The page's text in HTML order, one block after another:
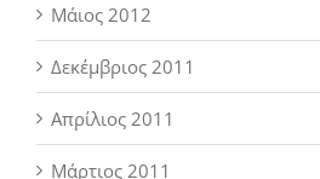
Μάιος 2012
Δεκέμβριος 2011
Απρίλιος 2011
Μάρτιος 2011